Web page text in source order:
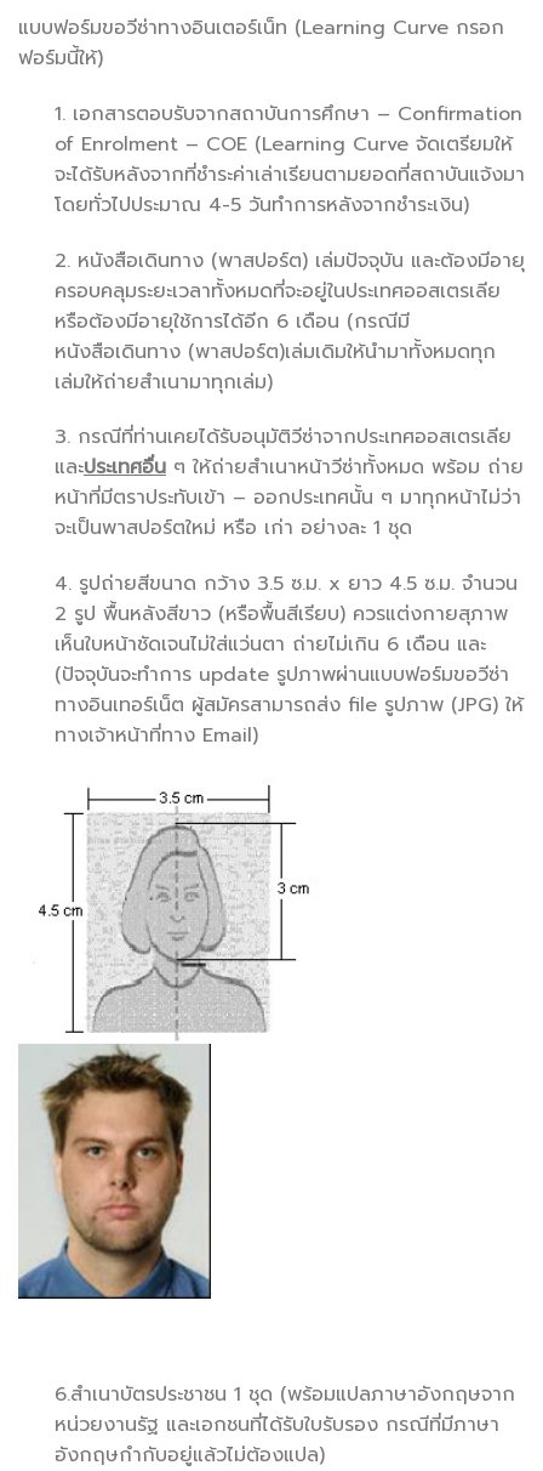
แบบฟอร์มขอวีซ่าทางอินเตอร์เน็ท (Learning Curve กรอก
ฟอร์มนี้ให้)
1. เอกสารตอบรับจากสถาบันการศึกษา – Confirmation
of Enrolment – COE (Learning Curve จัดเตรียมให้
จะได้รับหลังจากที่ชำระค่าเล่าเรียนตามยอดที่สถาบันแจ้งมา
โดยทั่วไปประมาณ 4-5 วันทำการหลังจากชำระเงิน)
2. หนังสือเดินทาง (พาสปอร์ต) เล่มปัจจุบัน และต้องมีอายุ
ครอบคลุมระยะเวลาทั้งหมดที่จะอยู่ในประเทศออสเตรเลีย
หรือต้องมีอายุใช้การได้อีก 6 เดือน (กรณีมี
หนังสือเดินทาง (พาสปอร์ต)เล่มเดิมให้นำมาทั้งหมดทุก
เล่มให้ถ่ายสำเนามาทุกเล่ม)
3. กรณีที่ท่านเคยได้รับอนุมัติวีซ่าจากประเทศออสเตรเลีย
และประเทศอื่น ๆ ให้ถ่ายสำเนาหน้าวีซ่าทั้งหมด พร้อม ถ่าย
หน้าที่มีตราประทับเข้า – ออกประเทศนั้น ๆ มาทุกหน้าไม่ว่า
จะเป็นพาสปอร์ตใหม่ หรือ เก่า อย่างละ 1 ชุด
4. รูปถ่ายสีขนาด กว้าง 3.5 ซ.ม. x ยาว 4.5 ซ.ม. จำนวน
2 รูป พื้นหลังสีขาว (หรือพื้นสีเรียบ) ควรแต่งกายสุภาพ
เห็นใบหน้าชัดเจนไม่ใส่แว่นตา ถ่ายไม่เกิน 6 เดือน และ
(ปัจจุบันจะทำการ update รูปภาพผ่านแบบฟอร์มขอวีซ่า
ทางอินเทอร์เน็ต ผู้สมัครสามารถส่ง file รูปภาพ (JPG) ให้
ทางเจ้าหน้าที่ทาง Email)
6.สำเนาบัตรประชาชน 1 ชุด (พร้อมแปลภาษาอังกฤษจาก
หน่วยงานรัฐ และเอกชนที่ได้รับใบรับรอง กรณีที่มีภาษา
อังกฤษกำกับอยู่แล้วไม่ต้องแปล)